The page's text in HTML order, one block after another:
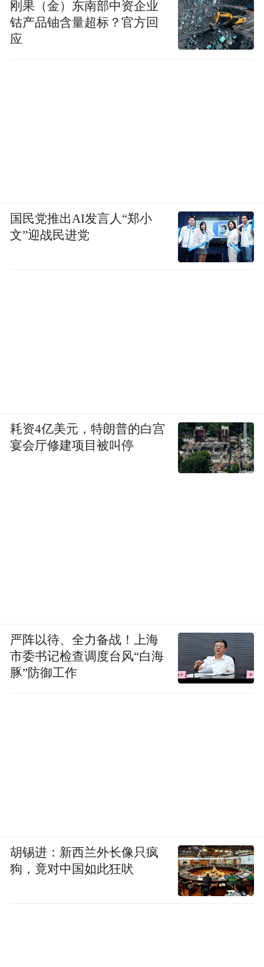
刚果（金）东南部中资企业
钴产品铀含量超标？官方回
应
国民党推出AI发言人“郑小
文”迎战民进党
耗资4亿美元，特朗普的白宫
宴会厅修建项目被叫停
严阵以待、全力备战！上海
市委书记检查调度台风“白海
豚”防御工作
胡锡进：新西兰外长像只疯
狗，竟对中国如此狂吠